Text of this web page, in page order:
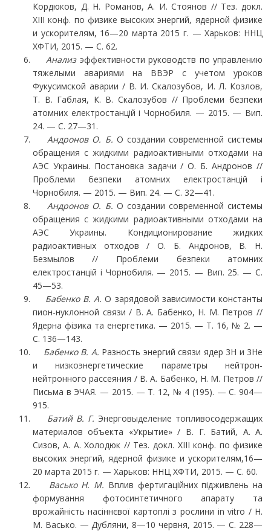
Кордюков, Д. Н. Романов, А. И. Стоянов // Тез. докл.
XIII конф. по физике высоких энергий, ядерной физике
и ускорителям, 16—20 марта 2015 г. — Харьков: ННЦ
ХФТИ, 2015. — C. 62.
Анализ эффективности руководств по управлению
тяжелыми авариями на ВВЭР с учетом уроков
Фукусимской аварии / В. И. Скалозубов, И. Л. Козлов,
Т. В. Габлая, К. В. Скалозубов // Проблеми безпеки
атомних електростанцій і Чорнобиля. — 2015. — Вип.
24. — С. 27—31.
Андронов О. Б. О создании современной системы
обращения с жидкими радиоактивными отходами на
АЭС Украины. Постановка задачи / О. Б. Андронов //
Проблеми безпеки атом­них електростанцій і
Чорнобиля. — 2015. — Вип. 24. — С. 32—41.
Андронов О. Б. О создании современной системы
обращения с жидкими радиоактивными отходами на
АЭС Украины. Кондиционирование жидких
радиоактивных отходов / О. Б. Ан­дронов, В. Н.
Безмылов // Проблеми безпеки атомних
електростанцій і Чорнобиля. — 2015. — Вип. 25. — С.
45—53.
Бабенко В. А.О зарядовой зависимости константы
пион-нуклонной связи / В. А. Бабенко, Н. М. Петров //
Ядерна фізика та енергетика. — 2015. — Т. 16, № 2. —
С. 136—143.
Бабенко В. А. Разность энергий связи ядер 3H и 3He
и низкоэнергетические параметры нейтрон-
нейтронного рассеяния / В. А. Бабенко, Н. М. Петров //
Письма в ЭЧАЯ. — 2015. — Т. 12, № 4 (195). — С. 904—
915.
Батий В. Г. Энерговыделение топливосодержащих
материалов объекта «Укрытие» / В. Г. Батий, А. А.
Сизов, А. А. Холодюк // Тез. докл. XIII конф. по физике
высоких энергий, ядерной физике и ускорителям,16—
20 марта 2015 г. — Харьков: ННЦ ХФТИ, 2015. — C. 60.
Васько Н. М. Вплив фертигаційних підживлень на
формування фотосинтетичного апарату та
врожайність насіннєвої картоплі з рослини in vitro / Н.
М. Васько. — Дубляни, 8—10 черв­ня, 2015. — С. 228—